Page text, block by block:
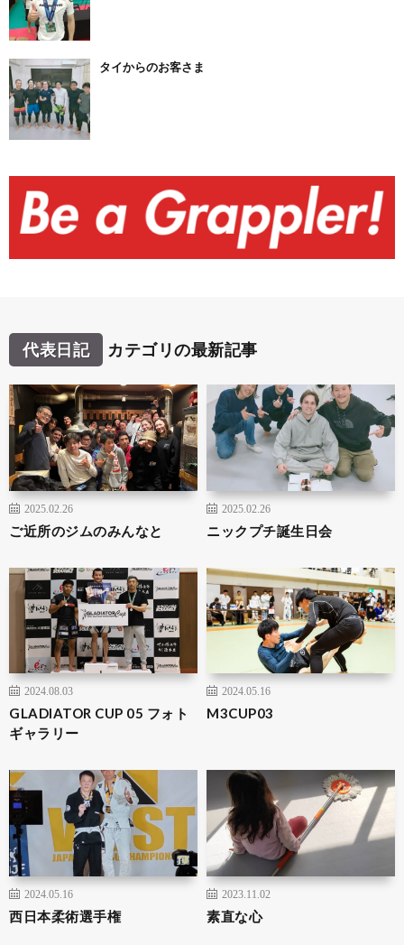
タイからのお客さま
代表日記 カテゴリの最新記事
2025.02.26
ご近所のジムのみんなと
2025.02.26
ニックプチ誕生日会
2024.08.03
GLADIATOR CUP 05 フォト
ギャラリー
2024.05.16
M3CUP03
2024.05.16
西日本柔術選手権
2023.11.02
素直な心